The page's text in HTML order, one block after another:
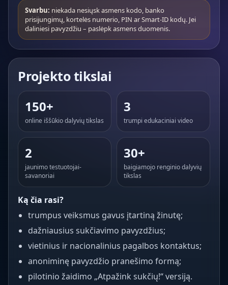
Svarbu: niekada nesiųsk asmens kodo, banko
prisijungimų, kortelės numerio, PIN ar Smart-ID kodų. Jei
daliniesi pavyzdžiu – paslėpk asmens duomenis.
Projekto tikslai
150+
online iššūkio dalyvių tikslas
3
trumpi edukaciniai video
2
jaunimo testuotojai-
savanoriai
30+
baigiamojo renginio dalyvių
tikslas
Ką čia rasi?
trumpus veiksmus gavus įtartiną žinutę;
dažniausius sukčiavimo pavyzdžius;
vietinius ir nacionalinius pagalbos kontaktus;
anoniminę pavyzdžio pranešimo formą;
pilotinio žaidimo „Atpažink sukčių!“ versiją.